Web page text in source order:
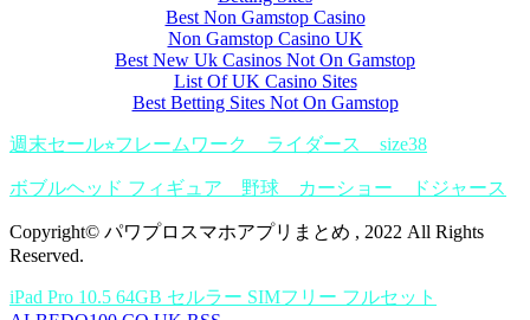
Best Non Gamstop Casino
Non Gamstop Casino UK
Best New Uk Casinos Not On Gamstop
List Of UK Casino Sites
Best Betting Sites Not On Gamstop
週末セール⭐︎フレームワーク ライダース size38
ボブルヘッド フィギュア 野球 カーショー ドジャース
Copyright© パワプロスマホアプリまとめ , 2022 All Rights
Reserved.
iPad Pro 10.5 64GB セルラー SIMフリー フルセット